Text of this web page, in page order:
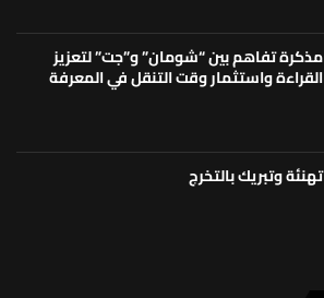
مذكرة تفاهم بين “شومان” و”جت” لتعزيز
القراءة واستثمار وقت التنقل في المعرفة
تهنئة وتبريك بالتخرج